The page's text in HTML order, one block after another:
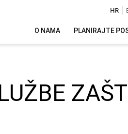
HR
O NAMA PLANIRAJTE